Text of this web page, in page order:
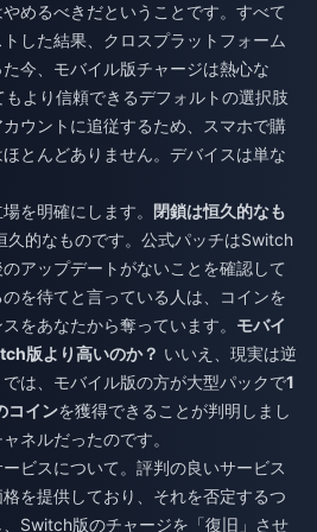
めるべきだということです。すべて
した結果、クロスプラットフォーム
今、モバイル版チャージは熱心な
より信頼できるデフォルトの選択肢
ウントに追従するため、スマホで購
とんどありません。デバイスは単な
を明確にします。 閉鎖は恒久的なも
久的なものです。公式パッチはSwitch
アップデートがないことを確認して
を待てと言っている人は、コインを
をあなたから奪っています。 モバイ
版より高いのか？ いいえ、現実は逆
は、モバイル版の方が大型パックで1
コインを獲得できることが判明しまし
ネルだったのです。
ビスについて。評判の良いサービス
を提供しており、それを否定するつ
Switch版のチャージを「復旧」させ